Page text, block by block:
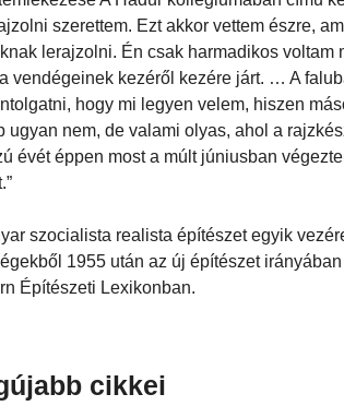
szerettem. Ezt akkor vettem észre,
lerajzolni. Én csak harmadikos voltam
vendégeinek kezéről kezére járt. … A
hogy mi legyen velem, hiszen
ugyan nem, de valami olyas, ahol a
évét éppen most a múlt júniusban
szocialista realista építészet egyik
1955 után az új építészet
Építészeti Lexikonban.
cikkei